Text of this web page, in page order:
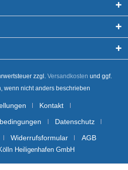
zzgl. Versandkosten und ggf.
wenn nicht anders beschrieben
Kontakt
Datenschutz
Widerrufsformular AGB
Heiligenhafen GmbH